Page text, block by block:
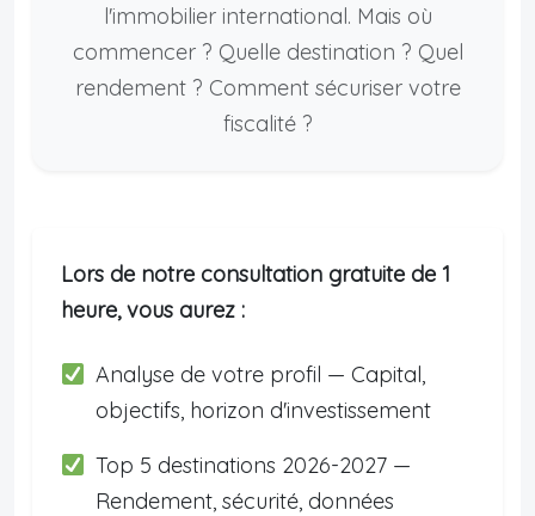
l'immobilier international. Mais où
commencer ? Quelle destination ? Quel
rendement ? Comment sécuriser votre
fiscalité ?
Lors de notre consultation gratuite de 1
heure, vous aurez :
Analyse de votre profil — Capital,
objectifs, horizon d'investissement
Top 5 destinations 2026-2027 —
Rendement, sécurité, données